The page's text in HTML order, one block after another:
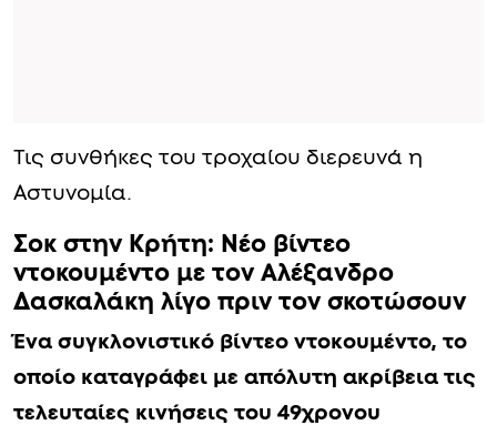
Τις συνθήκες του τροχαίου διερευνά η
Αστυνομία.
Σοκ στην Κρήτη: Νέο βίντεο
ντοκουμέντο με τον Αλέξανδρο
Δασκαλάκη λίγo πριν τον σκοτώσουν
Ένα συγκλονιστικό βίντεο ντοκουμέντο, το
οποίο καταγράφει με απόλυτη ακρίβεια τις
τελευταίες κινήσεις του 49χρονου